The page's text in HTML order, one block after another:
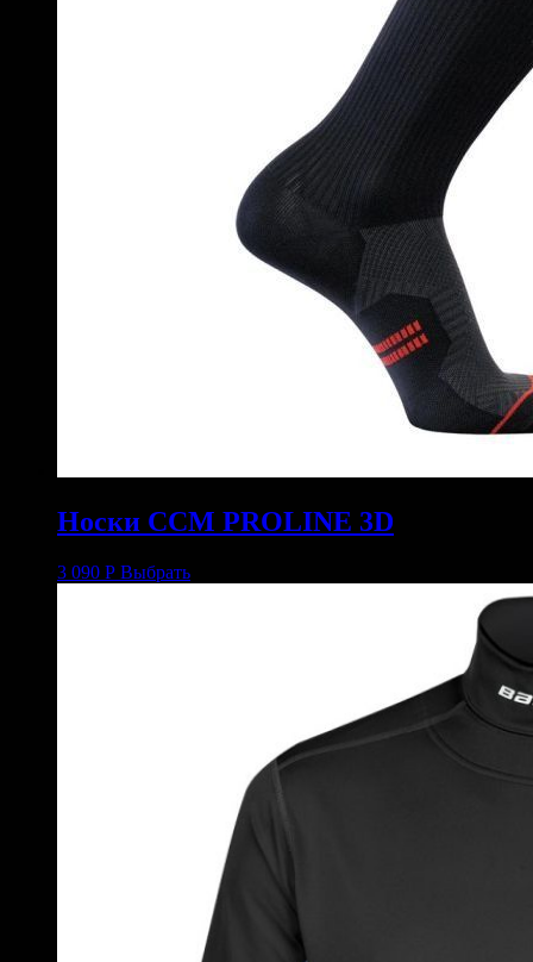
Носки CCM PROLINE 3D
3 090 Р Выбрать